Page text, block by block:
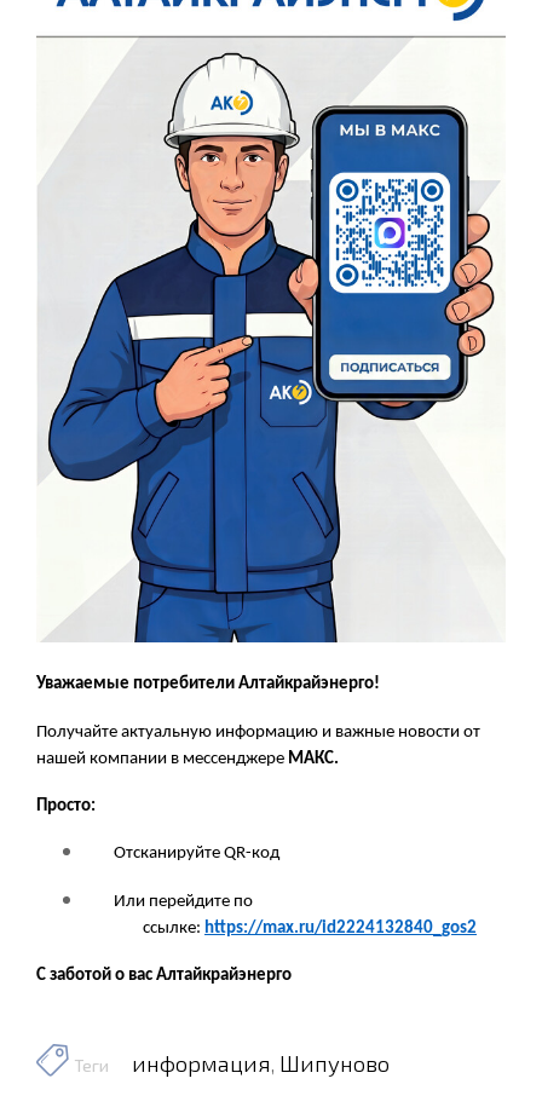
Уважаемые потребители Алтайкрайэнерго!
Получайте актуальную информацию и важные новости от
нашей компании в мессенджере MАКС.
Просто:
Отсканируйте QR-код
Или перейдите по
ссылке: https://max.ru/id2224132840_gos2
С заботой о вас Алтайкрайэнерго
Теги информация, Шипуново